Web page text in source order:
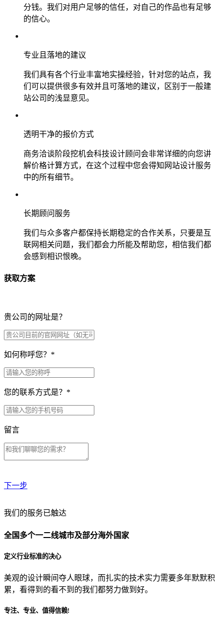
分钱。我们对用户足够的信任，对自己的作品也有足够
的信心。
专业且落地的建议
我们具有各个行业丰富地实操经验，针对您的站点，我
们可以提供很多有效并且可落地的建议，区别于一般建
站公司的浅显意见。
透明干净的报价方式
商务洽谈阶段挖机会科技设计顾问会非常详细的向您讲
解价格计算方式，在这个过程中您会得知网站设计服务
中的所有细节。
长期顾问服务
我们与众多客户都保持长期稳定的合作关系，只要是互
联网相关问题，我们都会力所能及帮助您，相信我们都
会感到相识恨晚。
获取方案
贵公司的网址是？
如何称呼您？ *
您的联系方式是？ *
留言
下一步
贵公司预算范围是？
贵公司的团队规模是？
目前主要的营销渠道是？
我们的服务已触达
全国多个一二线城市及部分海外国家
定义行业标准的决心
美观的设计瞬间夺人眼球，而扎实的技术实力需要多年默默积
累，看得到的看不到的我们都努力做到好。
专注、专业、值得信赖!